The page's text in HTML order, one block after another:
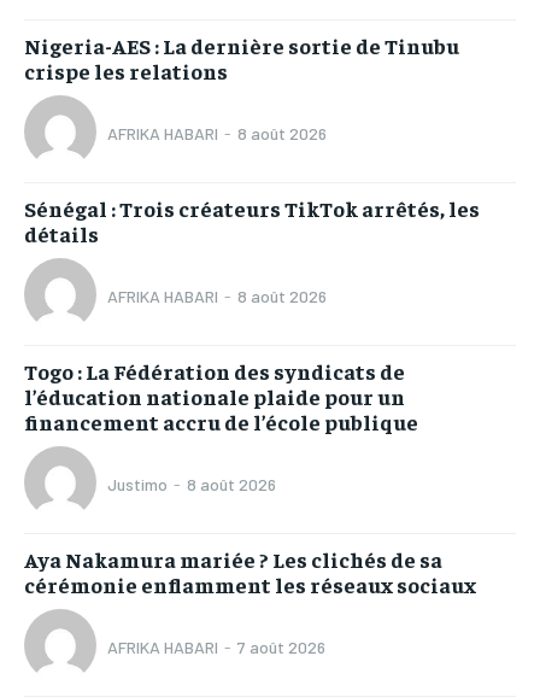
Nigeria-AES : La dernière sortie de Tinubu
crispe les relations
AFRIKA HABARI - 8 août 2026
Sénégal : Trois créateurs TikTok arrêtés, les
détails
AFRIKA HABARI - 8 août 2026
Togo : La Fédération des syndicats de
l’éducation nationale plaide pour un
financement accru de l’école publique
Justimo - 8 août 2026
Aya Nakamura mariée ? Les clichés de sa
cérémonie enflamment les réseaux sociaux
AFRIKA HABARI - 7 août 2026